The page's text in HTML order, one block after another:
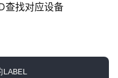
找对应设备